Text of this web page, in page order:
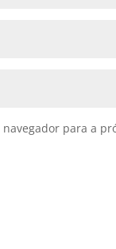
para a